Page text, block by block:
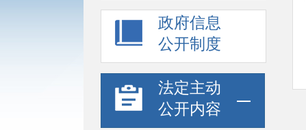
政府信息
公开制度
法定主动
公开内容